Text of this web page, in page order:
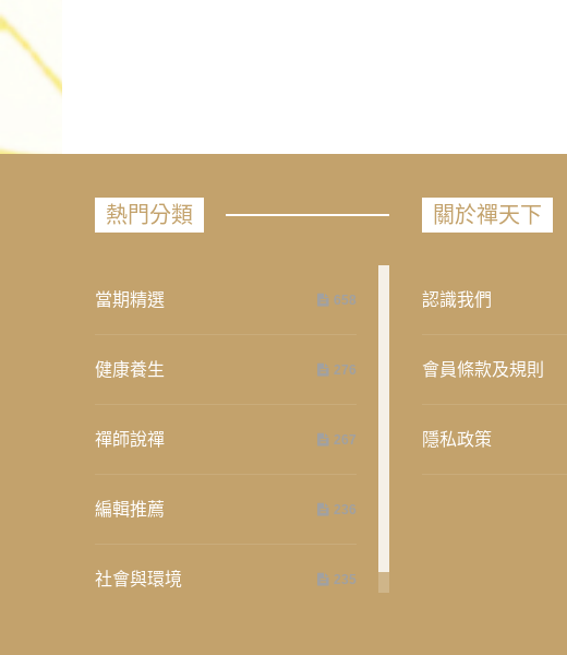
熱門分類
當期精選 658
健康養生 276
禪師說禪 267
編輯推薦 236
社會與環境 235
關於禪天下
認識我們
會員條款及規則
隱私政策